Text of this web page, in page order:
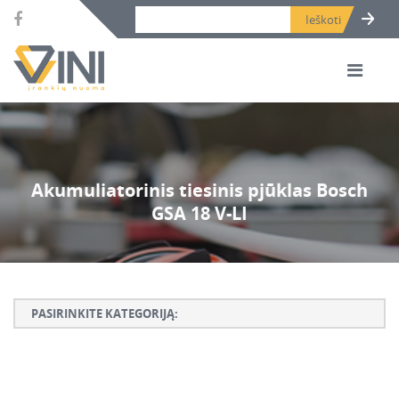
Search bar place.
Akumuliatorinis tiesinis pjūklas Bosch
GSA 18 V-LI
PASIRINKITE KATEGORIJĄ: